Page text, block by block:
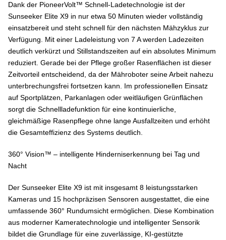
Dank der PioneerVolt™ Schnell-Ladetechnologie ist der
Sunseeker Elite X9 in nur etwa 50 Minuten wieder vollständig
einsatzbereit und steht schnell für den nächsten Mähzyklus zur
Verfügung. Mit einer Ladeleistung von 7 A werden Ladezeiten
deutlich verkürzt und Stillstandszeiten auf ein absolutes Minimum
reduziert. Gerade bei der Pflege großer Rasenflächen ist dieser
Zeitvorteil entscheidend, da der Mähroboter seine Arbeit nahezu
unterbrechungsfrei fortsetzen kann. Im professionellen Einsatz
auf Sportplätzen, Parkanlagen oder weitläufigen Grünflächen
sorgt die Schnellladefunktion für eine kontinuierliche,
gleichmäßige Rasenpflege ohne lange Ausfallzeiten und erhöht
die Gesamteffizienz des Systems deutlich.
360° Vision™ – intelligente Hinderniserkennung bei Tag und
Nacht
Der Sunseeker Elite X9 ist mit insgesamt 8 leistungsstarken
Kameras und 15 hochpräzisen Sensoren ausgestattet, die eine
umfassende 360° Rundumsicht ermöglichen. Diese Kombination
aus moderner Kameratechnologie und intelligenter Sensorik
bildet die Grundlage für eine zuverlässige, KI-gestützte